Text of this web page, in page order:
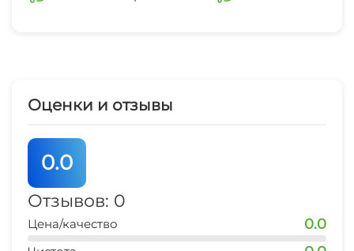
Оценки и отзывы
0.0
Отзывов: 0
Цена/качество 0.0